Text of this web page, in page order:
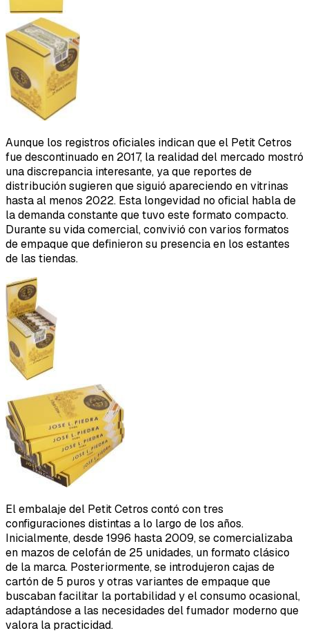
Aunque los registros oficiales indican que el Petit Cetros
fue descontinuado en 2017, la realidad del mercado mostró
una discrepancia interesante, ya que reportes de
distribución sugieren que siguió apareciendo en vitrinas
hasta al menos 2022. Esta longevidad no oficial habla de
la demanda constante que tuvo este formato compacto.
Durante su vida comercial, convivió con varios formatos
de empaque que definieron su presencia en los estantes
de las tiendas.
El embalaje del Petit Cetros contó con tres
configuraciones distintas a lo largo de los años.
Inicialmente, desde 1996 hasta 2009, se comercializaba
en mazos de celofán de 25 unidades, un formato clásico
de la marca. Posteriormente, se introdujeron cajas de
cartón de 5 puros y otras variantes de empaque que
buscaban facilitar la portabilidad y el consumo ocasional,
adaptándose a las necesidades del fumador moderno que
valora la practicidad.